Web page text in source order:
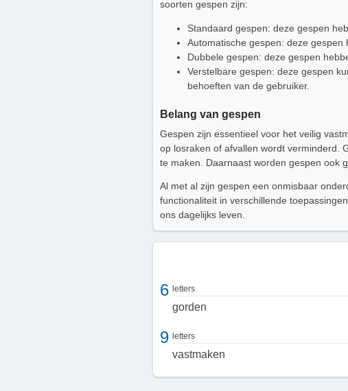
soorten gespen zijn:
Standaard gespen: deze gespen
Automatische gespen: deze
Dubbele gespen: deze gespen
Verstelbare gespen: deze gespen
behoeften van de gebruiker.
Belang van gespen
Gespen zijn essentieel voor het veilig
op losraken of afvallen wordt verminderd.
te maken. Daarnaast worden gespen ook
Al met al zijn gespen een onmisbaar
functionaliteit in verschillende
ons dagelijks leven.
6 letters
gorden
9 letters
vastmaken